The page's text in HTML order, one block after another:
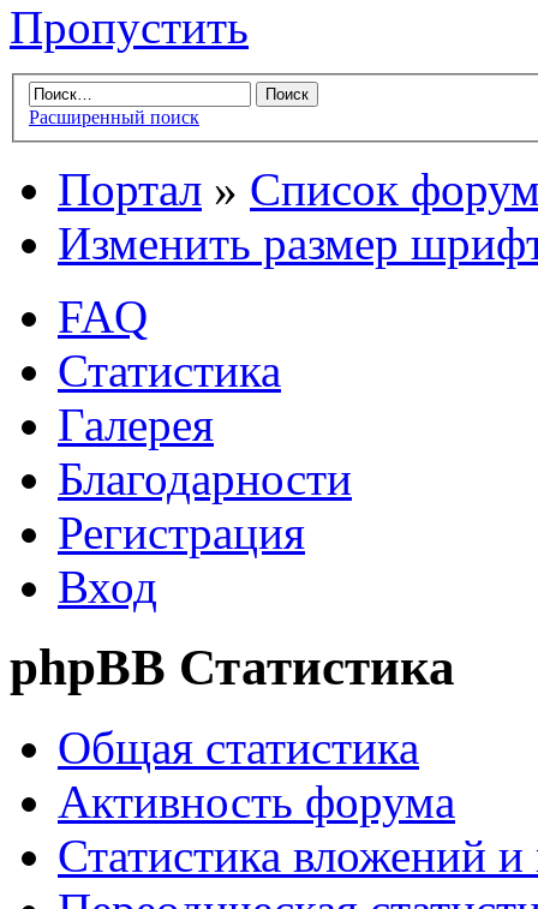
Пропустить
Расширенный поиск
Портал » Список
Изменить размер
FAQ
Статистика
Галерея
Благодарности
Регистрация
Вход
phpBB Статистика
Общая статистика
Активность форума
Статистика вложений и